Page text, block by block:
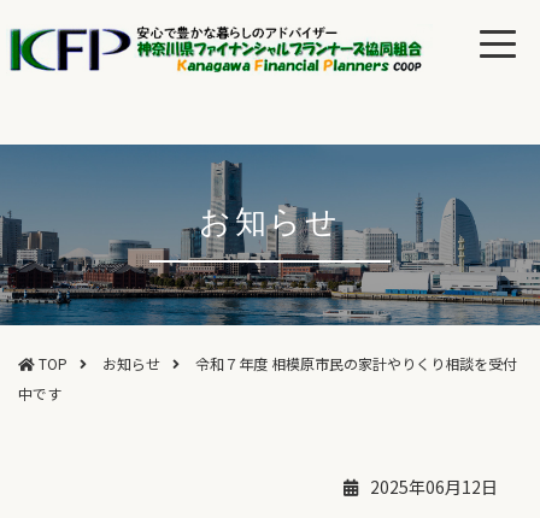
お知らせ
TOP お知らせ
令和７年度 相模原市民の家計やりくり相談を受付
中です
2025年06月12日